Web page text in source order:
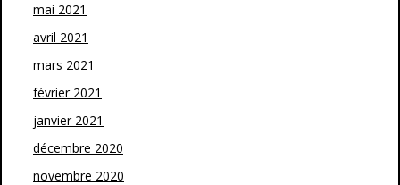
mai 2021
avril 2021
mars 2021
février 2021
janvier 2021
décembre 2020
novembre 2020